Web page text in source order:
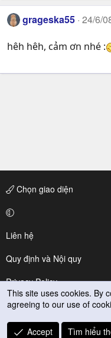
grageska55 24/6/
hêh hêh, cảm ơn nhé :
Chọn giao diện
Liên hệ
Quy định và Nội quy
Privacy Policy
Trợ giúp
R
This site uses cookies. By
agreeing to our use of
Accept Tìm hiểu